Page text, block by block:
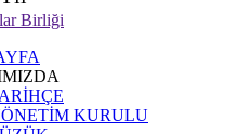
Birliği
KURULU